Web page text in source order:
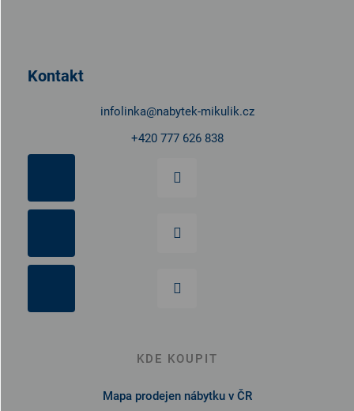
Kontakt
infolinka@nabytek-mikulik.cz
+420 777 626 838
KDE KOUPIT
Mapa prodejen nábytku v ČR